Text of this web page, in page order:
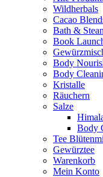
Wildherbals
Cacao
Bath &
Book
Body
Body
Kristalle
Räuchern
Salze
Body
Tee
Gewürztee
Warenkorb
Mein Konto